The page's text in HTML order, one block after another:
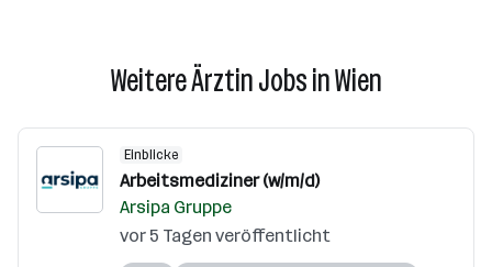
Weitere Ärztin Jobs in Wien
Einblicke
Arbeitsmediziner (w/m/d)
Arsipa Gruppe
vor 5 Tagen veröffentlicht